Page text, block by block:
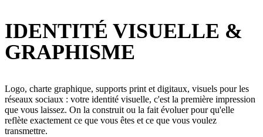
IDENTITÉ VISUELLE &
GRAPHISME
Logo, charte graphique, supports print et digitaux, visuels pour les
réseaux sociaux : votre identité visuelle, c'est la première impression
que vous laissez. On la construit ou la fait évoluer pour qu'elle
reflète exactement ce que vous êtes et ce que vous voulez
transmettre.